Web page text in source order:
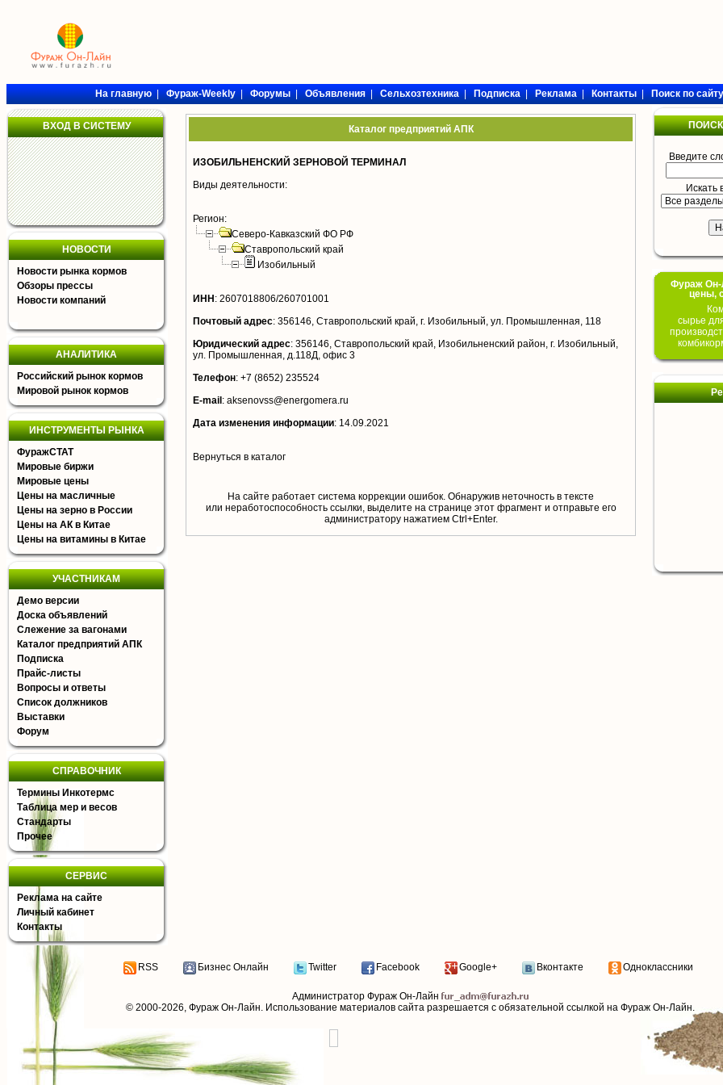
На главную|Фураж-Weekly|Форумы|Объявления|Сельхозтехника|Подписка|Реклама|Контакты|Поиск по сайту
ВХОД В СИСТЕМУ
НОВОСТИ
Новости рынка кормов
Обзоры прессы
Новости компаний
АНАЛИТИКА
Российский рынок кормов
Мировой рынок кормов
ИНСТРУМЕНТЫ РЫНКА
ФуражСТАТ
Мировые биржи
Мировые цены
Цены на масличные
Цены на зерно в России
Цены на АК в Китае
Цены на витамины в Китае
УЧАСТНИКАМ
Демо версии
Доска объявлений
Слежение за вагонами
Каталог предприятий АПК
Подписка
Прайс-листы
Вопросы и ответы
Список должников
Выставки
Форум
СПРАВОЧНИК
Термины Инкотермс
Таблица мер и весов
Стандарты
Прочее
СЕРВИС
Реклама на сайте
Личный кабинет
Контакты
Каталог предприятий АПК
ИЗОБИЛЬНЕНСКИЙ ЗЕРНОВОЙ ТЕРМИНАЛ
Виды деятельности:
Регион:
Северо-Кавказский ФО РФ
Ставропольский край
Изобильный
ИНН : 2607018806/260701001
Почтовый адрес: 356146, Ставропольский край, г. Изобильный, ул. Промышленная, 118
Юридический адрес: 356146, Ставропольский край, Изобильненский район, г. Изобильный,
ул. Промышленная, д.118Д, офис 3
Телефон: +7 (8652) 235524
E-mail : aksenovss@energomera.ru
Дата изменения информации: 14.09.2021
Вернуться в каталог
На сайте работает система коррекции ошибок. Обнаружив неточность в тексте
или неработоспособность ссылки, выделите на странице этот фрагмент и отправьте его
aдминистратору нажатием Ctrl+Enter.
Введите
Искать
Фураж Он-
цены,
сырье
RSS Бизнес Онлайн Twitter Facebook Google+ Вконтакте Одноклассники
Администратор Фураж Он-Лайн
© 2000-2026, Фураж Он-Лайн. Использование материалов сайта разрешается с обязательной ссылкой на Фураж Он-Лайн.